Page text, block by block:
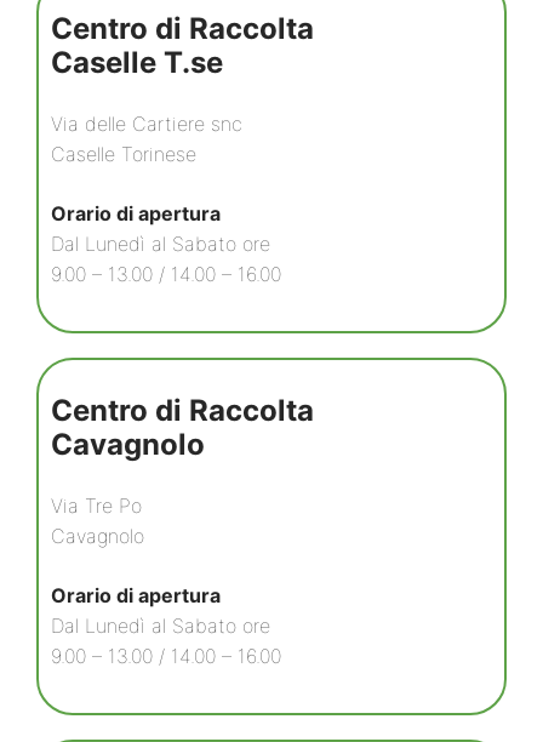
Centro di Raccolta
Caselle T.se
Via delle Cartiere snc
Caselle Torinese
Orario di apertura
Dal Lunedì al Sabato ore
9.00 – 13.00 / 14.00 – 16.00
Centro di Raccolta
Cavagnolo
Via Tre Po
Cavagnolo
Orario di apertura
Dal Lunedì al Sabato ore
9.00 – 13.00 / 14.00 – 16.00